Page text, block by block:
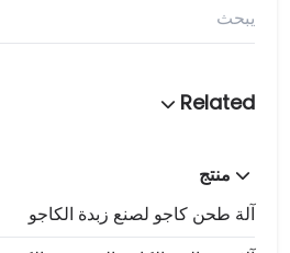
منتج
آلة طحن كاجو لصنع زبدة الكاجو